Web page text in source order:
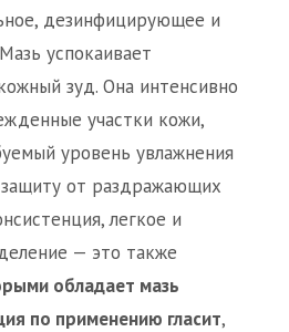
дезинфицирующее и
успокаивает
зуд. Она интенсивно
участки кожи,
уровень увлажнения
от раздражающих
легкое и
— это также
обладает мазь
по применению гласит,